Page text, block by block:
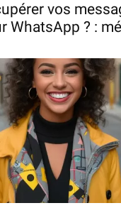
vos
WhatsApp ? :